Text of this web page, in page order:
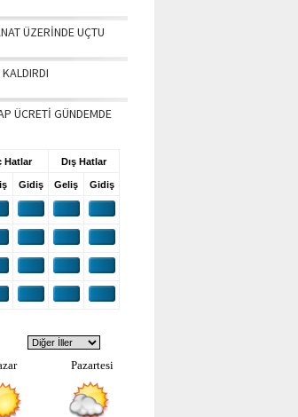
ÜZERİNDE UÇTU
ÜCRETİ GÜNDEMDE
Hatlar Dış Hatlar
Gidiş Geliş Gidiş
Pazartesi